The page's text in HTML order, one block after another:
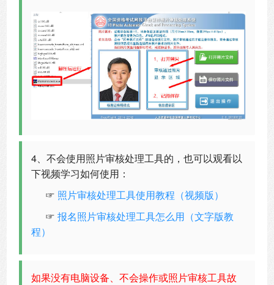
4、不会使用照片审核处理工具的，也可以观看以
下视频学习如何使用：
☞ 照片审核处理工具使用教程（视频版）
☞报名照片审核处理工具怎么用（文字版教
程）
如果没有电脑设备、不会操作或照片审核工具故